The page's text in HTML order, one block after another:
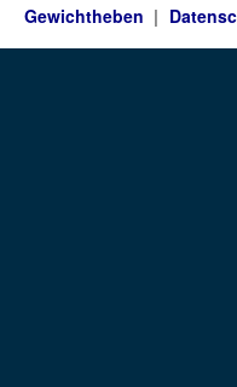
Gewichtheben